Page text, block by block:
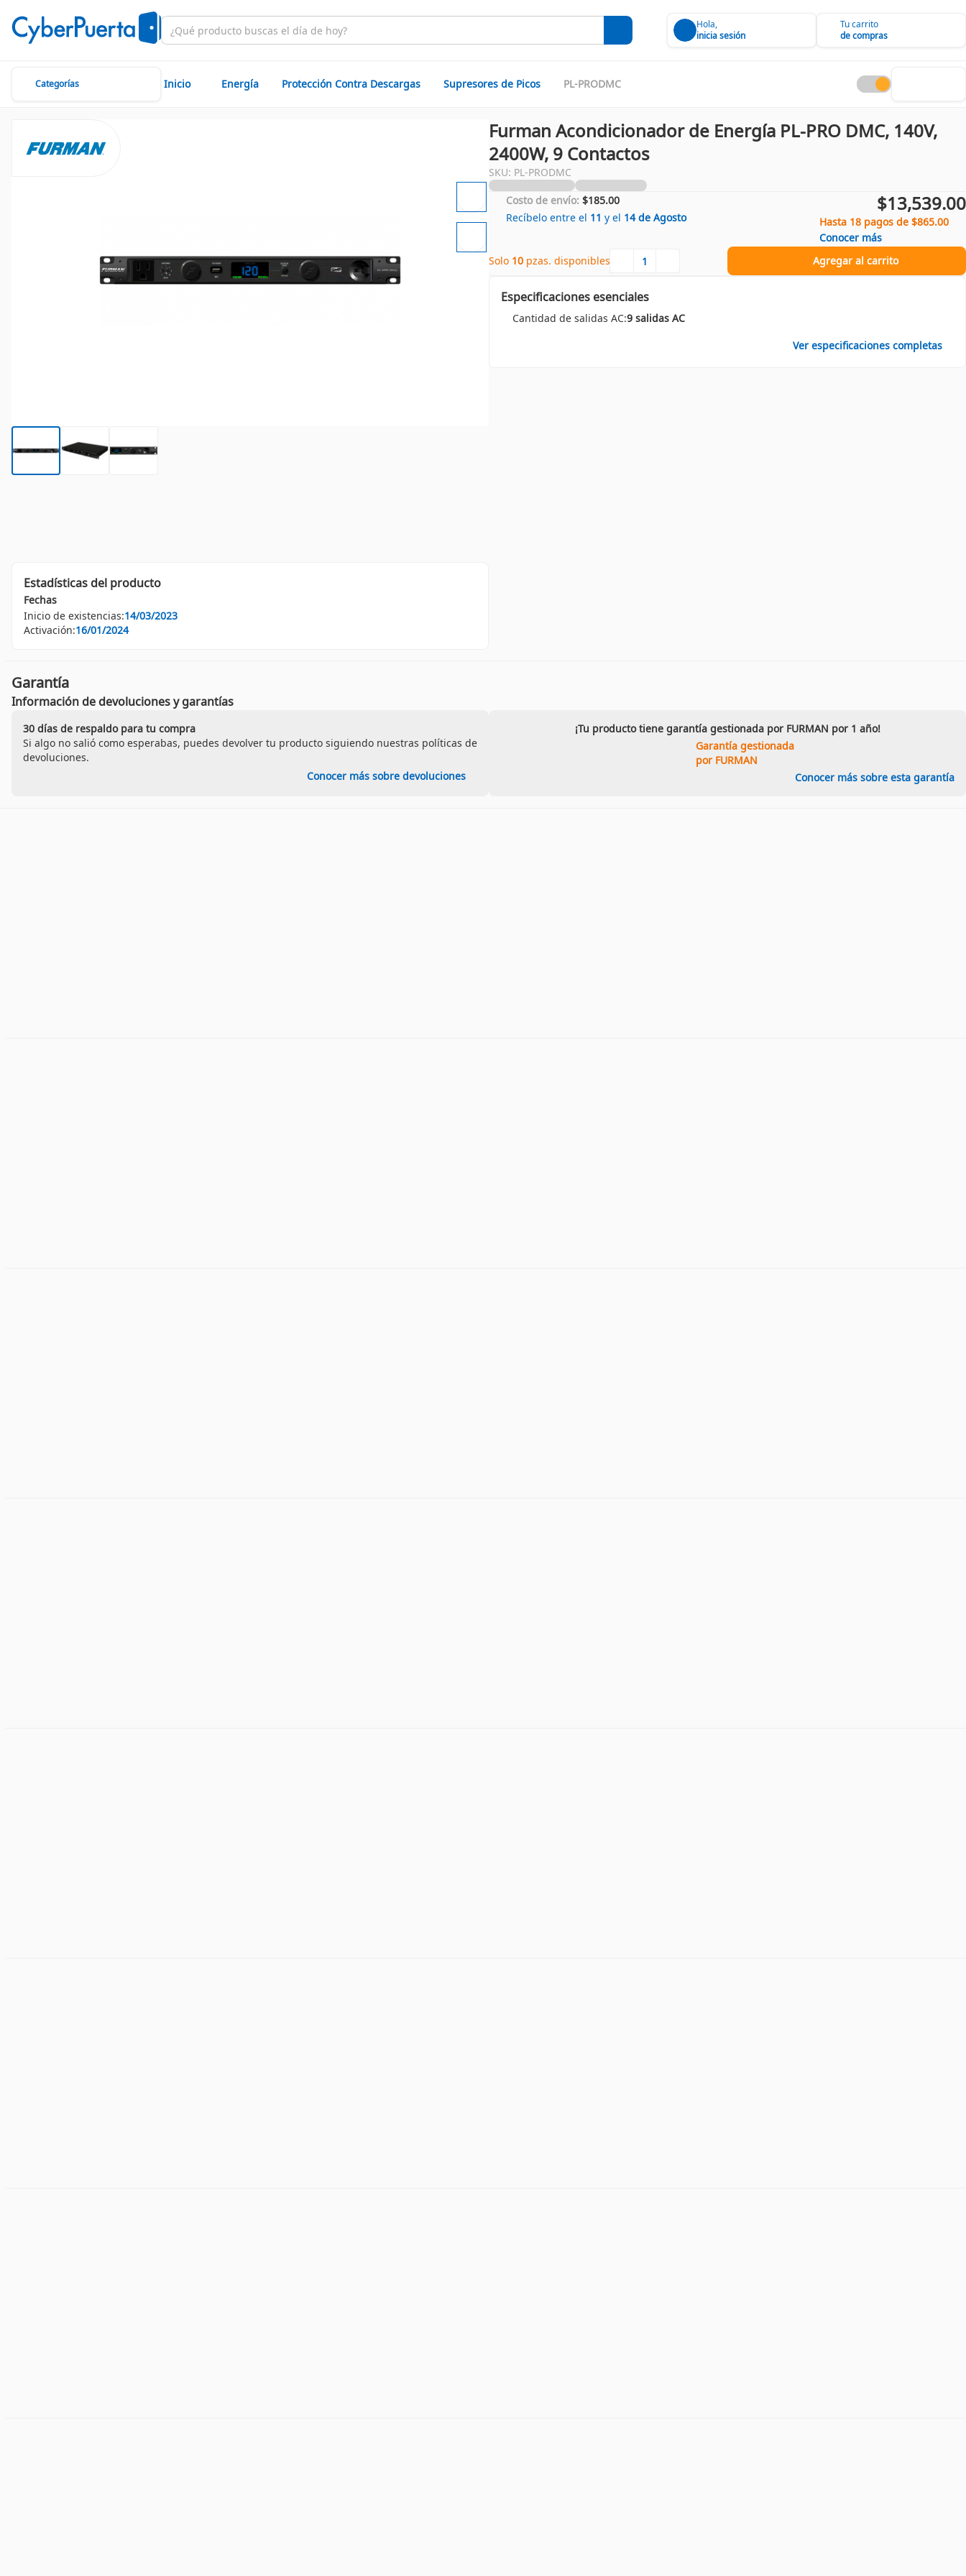
Hola,
inicia sesión
Tu carrito
de compras
Categorías Inicio Energía Protección Contra Descargas Supresores de Picos PL-PRODMC
Estadísticas del producto
Fechas
Inicio de existencias:14/03/2023
Activación:16/01/2024
Furman Acondicionador de Energía PL-PRO DMC, 140V,
2400W, 9 Contactos
SKU: PL-PRODMC
Costo de envío: $185.00
Recíbelo entre el 11 y el 14 de Agosto
$13,539.00
Hasta 18 pagos de $865.00
Conocer más
Solo 10 pzas. disponibles Agregar al carrito
Especificaciones esenciales
Cantidad de salidas AC:9 salidas AC
Ver especificaciones completas
Garantía
Información de devoluciones y garantías
30 días de respaldo para tu compra
Si algo no salió como esperabas, puedes devolver tu producto siguiendo nuestras políticas de
devoluciones.
Conocer más sobre devoluciones
¡Tu producto tiene garantía gestionada por FURMAN por 1 año!
Garantía gestionada
por FURMAN
Conocer más sobre esta garantía